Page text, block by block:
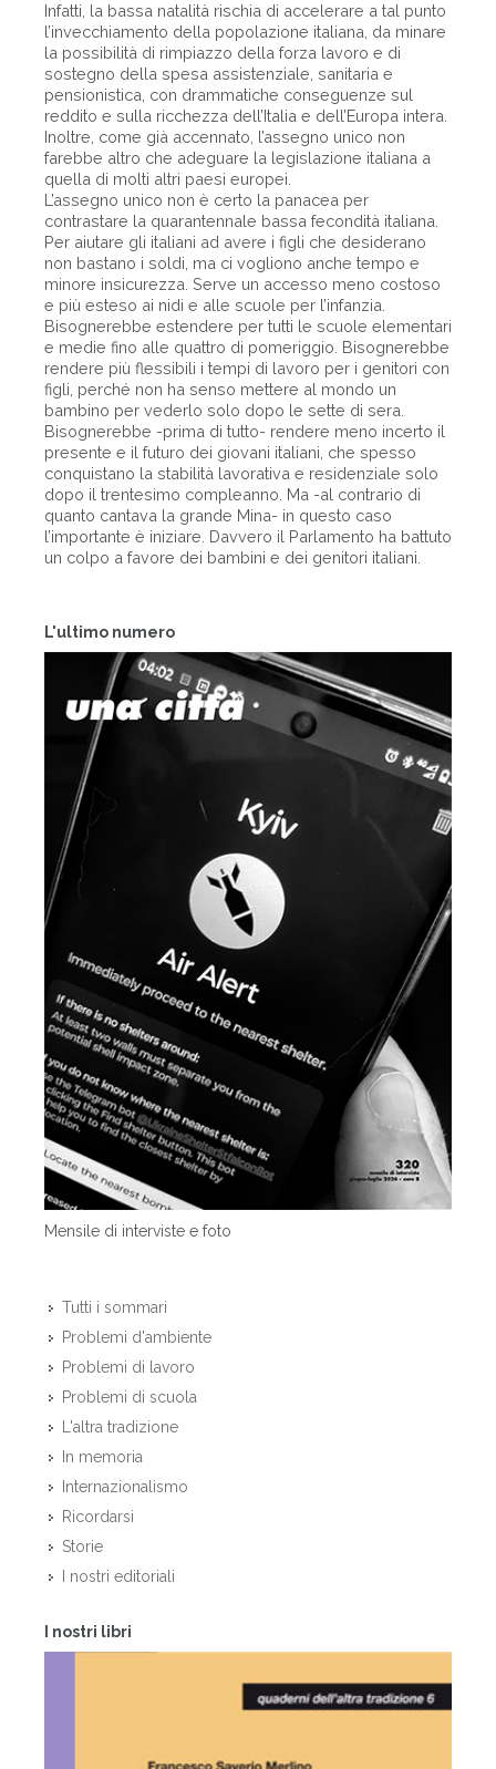
L'ultimo numero
Mensile di interviste e foto
Tutti i sommari
Problemi d'ambiente
Problemi di lavoro
Problemi di scuola
L'altra tradizione
In memoria
Internazionalismo
Ricordarsi
Storie
I nostri editoriali
I nostri libri
Infatti, la bassa natalità rischia di accelerare a tal punto
l’invecchiamento della popolazione italiana, da minare
la possibilità di rimpiazzo della forza lavoro e di
sostegno della spesa assistenziale, sanitaria e
pensionistica, con drammatiche conseguenze sul
reddito e sulla ricchezza dell’Italia e dell’Europa intera.
Inoltre, come già accennato, l’assegno unico non
farebbe altro che adeguare la legislazione italiana a
quella di molti altri paesi europei.
L’assegno unico non è certo la panacea per
contrastare la quarantennale bassa fecondità italiana.
Per aiutare gli italiani ad avere i figli che desiderano
non bastano i soldi, ma ci vogliono anche tempo e
minore insicurezza. Serve un accesso meno costoso
e più esteso ai nidi e alle scuole per l’infanzia.
Bisognerebbe estendere per tutti le scuole elementari
e medie fino alle quattro di pomeriggio. Bisognerebbe
rendere più flessibili i tempi di lavoro per i genitori con
figli, perché non ha senso mettere al mondo un
bambino per vederlo solo dopo le sette di sera.
Bisognerebbe -prima di tutto- rendere meno incerto il
presente e il futuro dei giovani italiani, che spesso
conquistano la stabilità lavorativa e residenziale solo
dopo il trentesimo compleanno. Ma -al contrario di
quanto cantava la grande Mina- in questo caso
l’importante è iniziare. Davvero il Parlamento ha battuto
un colpo a favore dei bambini e dei genitori italiani.